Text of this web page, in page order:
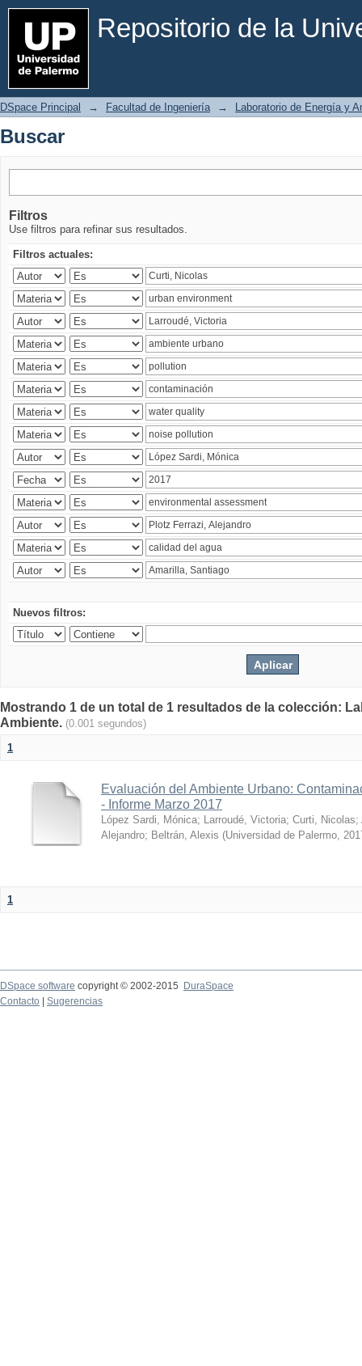
Repositorio de la
Buscar
DSpace Principal → Facultad de Ingeniería → Laboratorio de Energía y
Buscar
Filtros
Use filtros para refinar sus resultados.
Filtros actuales:
Nuevos filtros:
Mostrando 1 de un total de 1 resultados de la colección:
Ambiente. (0.001 segundos)
1
Evaluación del Ambiente Urbano:
- Informe Marzo 2017
López Sardi, Mónica; Larroudé, Victoria; Curti, Nicolas;
Alejandro; Beltrán, Alexis (Universidad de Palermo,
1
DSpace software copyright © 2002-2015
DuraSpace
Contacto
Sugerencias